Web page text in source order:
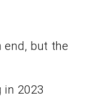
end, but the
in 2023